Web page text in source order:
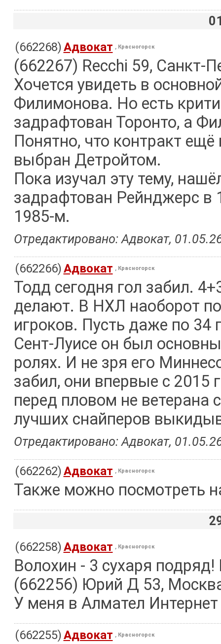
(662268)Адвокат , Красногорск
(662267) Recchi 59, Санкт-
Хочется увидеть в
Филимонова. Но есть
задрафтован Торонто, а
Понятно, что контракт
выбран Детройтом.
Пока изучал эту тему,
задрафтован Рейнджерс в
1985-м.
Отредактировано: Адвокат,
(662266)Адвокат , Красногорск
Тодд сегодня гол забил.
делают. В НХЛ наоборот
игроков. Пусть даже по 34
Сент-Луисе он был
ролях. И не зря его
забил, они впервые с
перед пловом не ветерана
лучших снайперов
Отредактировано: Адвокат,
(662262)Адвокат , Красногорск
Также можно посмотреть
(662258)Адвокат , Красногорск
Волохин - 3 сухаря подряд!
(662256) Юрий Д 53,
У меня в Алмател
(662255)Адвокат , Красногорск